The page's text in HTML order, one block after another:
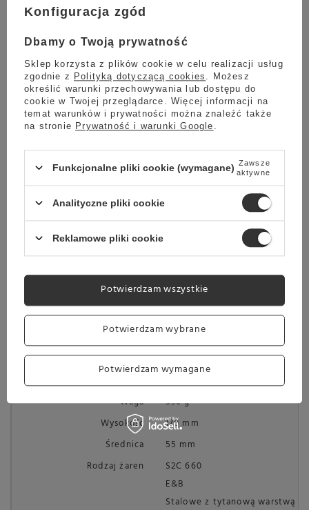
Marka
TIMEMORE
Symbol
6959493500471
Gwarancja
Gwarancja dystrybutora -
TIMEMORE
Przeznaczenie
Do domu
Rodzaj
Ręczny
Cechy dodatkowe
Podwójne łożyska
Nagroda RdDot Award
Kraj produkcji
Stal nierdzewna
Tworzywo sztuczne
165 mm
Pojemność zbiornika na kawę
30 g
Waga
530 g
Wysokość
170 mm
Średnica
55 mm
Rodzaj żaren
S2C 660
E&B
Stalowe z tytanową warstwą
Konfiguracja zgód
Dbamy o Twoją prywatność
Sklep korzysta z plików cookie w celu realizacji usług
zgodnie z Polityką dotyczącą cookies
. Możesz
określić warunki przechowywania lub dostępu do
cookie w Twojej przeglądarce. Więcej informacji na
temat warunków i prywatności można znaleźć także
na stronie Prywatność i warunki Google
Funkcjonalne pliki cookie (wymagane) Zawsze
aktywne
Analityczne pliki cookie
Reklamowe pliki cookie
Potwierdzam wybrane
Potwierdzam wymagane
Potwierdzam wszystkie